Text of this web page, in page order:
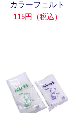
カラーフェルト
115円（税込）